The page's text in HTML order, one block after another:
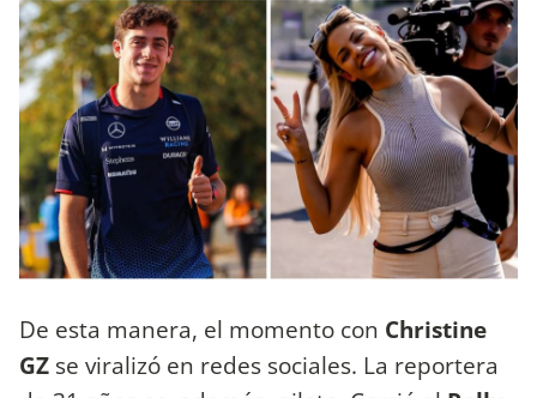
De esta manera, el momento con Christine
GZ se viralizó en redes sociales. La reportera